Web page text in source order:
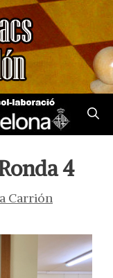
4
Carrión